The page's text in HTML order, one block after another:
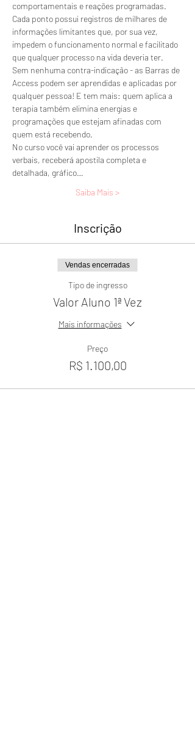
comportamentais e reações programadas.
Cada ponto possui registros de milhares de
informações limitantes que, por sua vez,
impedem o funcionamento normal e facilitado
que qualquer processo na vida deveria ter.
Sem nenhuma contra-indicação - as Barras de
Access podem ser aprendidas e aplicadas por
qualquer pessoa! E tem mais: quem aplica a
terapia também elimina energias e
programações que estejam afinadas com
quem está recebendo.
No curso você vai aprender os processos
verbais, receberá apostila completa e
detalhada, gráfico…
Saiba Mais >
Inscrição
Vendas encerradas
Tipo de ingresso
Valor Aluno 1ª Vez
Mais informações
Preço
R$ 1.100,00